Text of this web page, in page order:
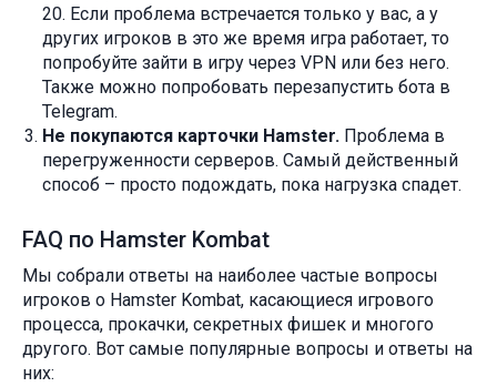
20. Если проблема встречается только у вас, а у
других игроков в это же время игра работает, то
попробуйте зайти в игру через VPN или без него.
Также можно попробовать перезапустить бота в
Telegram.
Не покупаются карточки Hamster. Проблема в
перегруженности серверов. Самый действенный
способ – просто подождать, пока нагрузка спадет.
FAQ по Hamster Kombat
Мы собрали ответы на наиболее частые вопросы
игроков о Hamster Kombat, касающиеся игрового
процесса, прокачки, секретных фишек и многого
другого. Вот самые популярные вопросы и ответы на
них: